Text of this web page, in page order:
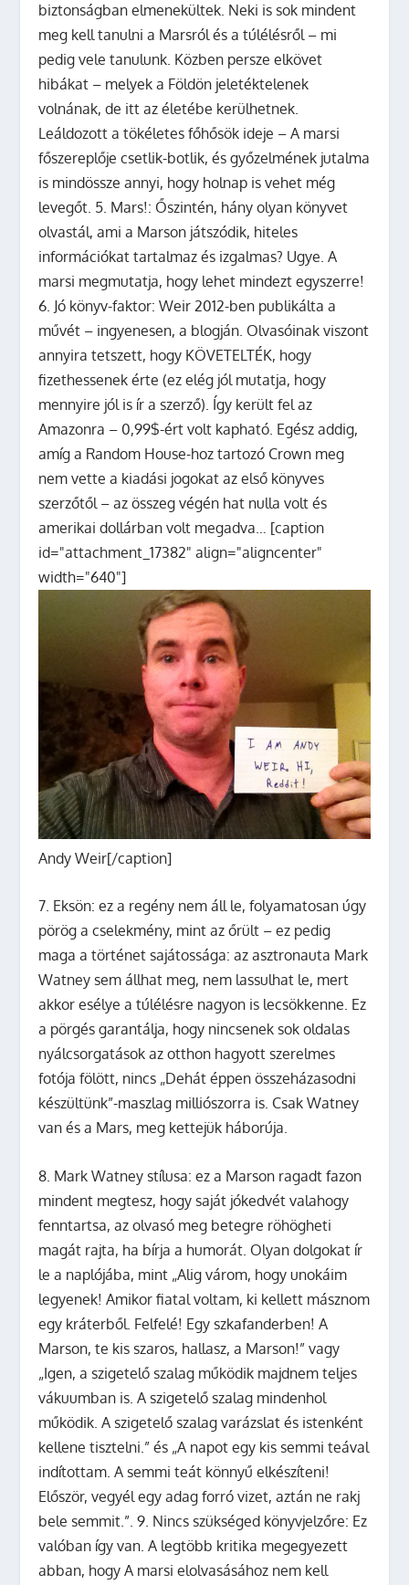
biztonságban elmenekültek. Neki is sok mindent
meg kell tanulni a Marsról és a túlélésről – mi
pedig vele tanulunk. Közben persze elkövet
hibákat – melyek a Földön jeletéktelenek
volnának, de itt az életébe kerülhetnek.
Leáldozott a tökéletes főhősök ideje – A marsi
főszereplője csetlik-botlik, és győzelmének jutalma
is mindössze annyi, hogy holnap is vehet még
levegőt. 5. Mars!: Őszintén, hány olyan könyvet
olvastál, ami a Marson játszódik, hiteles
információkat tartalmaz és izgalmas? Ugye. A
marsi megmutatja, hogy lehet mindezt egyszerre!
6. Jó könyv-faktor: Weir 2012-ben publikálta a
művét – ingyenesen, a blogján. Olvasóinak viszont
annyira tetszett, hogy KÖVETELTÉK, hogy
fizethessenek érte (ez elég jól mutatja, hogy
mennyire jól is ír a szerző). Így került fel az
Amazonra – 0,99$-ért volt kapható. Egész addig,
amíg a Random House-hoz tartozó Crown meg
nem vette a kiadási jogokat az első könyves
szerzőtől – az összeg végén hat nulla volt és
amerikai dollárban volt megadva… [caption
id="attachment_17382" align="aligncenter"
width="640"]
Andy Weir[/caption]
7. Eksön: ez a regény nem áll le, folyamatosan úgy
pörög a cselekmény, mint az őrült – ez pedig
maga a történet sajátossága: az asztronauta Mark
Watney sem állhat meg, nem lassulhat le, mert
akkor esélye a túlélésre nagyon is lecsökkenne. Ez
a pörgés garantálja, hogy nincsenek sok oldalas
nyálcsorgatások az otthon hagyott szerelmes
fotója fölött, nincs „Dehát éppen összeházasodni
készültünk”-maszlag milliószorra is. Csak Watney
van és a Mars, meg kettejük háborúja.
8. Mark Watney stílusa: ez a Marson ragadt fazon
mindent megtesz, hogy saját jókedvét valahogy
fenntartsa, az olvasó meg betegre röhögheti
magát rajta, ha bírja a humorát. Olyan dolgokat ír
le a naplójába, mint „Alig várom, hogy unokáim
legyenek! Amikor fiatal voltam, ki kellett másznom
egy kráterből. Felfelé! Egy szkafanderben! A
Marson, te kis szaros, hallasz, a Marson!” vagy
„Igen, a szigetelő szalag működik majdnem teljes
vákuumban is. A szigetelő szalag mindenhol
működik. A szigetelő szalag varázslat és istenként
kellene tisztelni.” és „A napot egy kis semmi teával
indítottam. A semmi teát könnyű elkészíteni!
Először, vegyél egy adag forró vizet, aztán ne rakj
bele semmit.”. 9. Nincs szükséged könyvjelzőre: Ez
valóban így van. A legtöbb kritika megegyezett
abban, hogy A marsi elolvasásához nem kell